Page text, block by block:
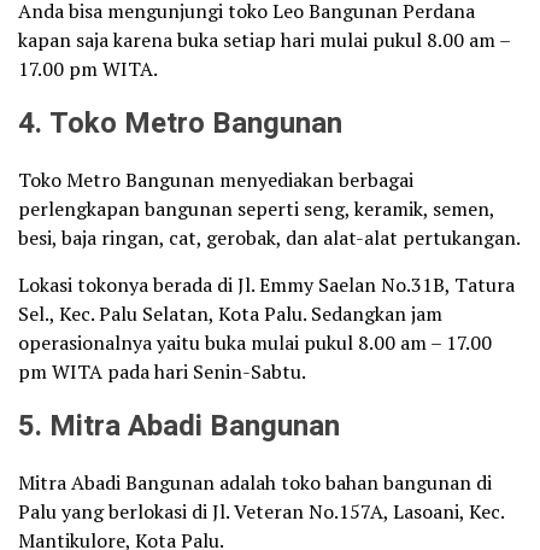
Anda bisa mengunjungi toko Leo Bangunan Perdana
kapan saja karena buka setiap hari mulai pukul 8.00 am –
17.00 pm WITA.
4. Toko Metro Bangunan
Toko Metro Bangunan menyediakan berbagai
perlengkapan bangunan seperti seng, keramik, semen,
besi, baja ringan, cat, gerobak, dan alat-alat pertukangan.
Lokasi tokonya berada di Jl. Emmy Saelan No.31B, Tatura
Sel., Kec. Palu Selatan, Kota Palu. Sedangkan jam
operasionalnya yaitu buka mulai pukul 8.00 am – 17.00
pm WITA pada hari Senin-Sabtu.
5. Mitra Abadi Bangunan
Mitra Abadi Bangunan adalah toko bahan bangunan di
Palu yang berlokasi di Jl. Veteran No.157A, Lasoani, Kec.
Mantikulore, Kota Palu.